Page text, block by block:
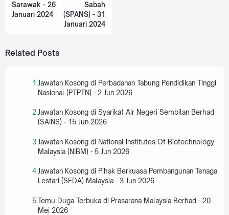
Sarawak - 26
Januari 2024
Sabah
(SPANS) - 31
Januari 2024
Related Posts
Jawatan Kosong di Perbadanan Tabung Pendidikan Tinggi
Nasional (PTPTN) - 2 Jun 2026
Jawatan Kosong di Syarikat Air Negeri Sembilan Berhad
(SAINS) - 15 Jun 2026
Jawatan Kosong di National Institutes Of Biotechnology
Malaysia (NIBM) - 5 Jun 2026
Jawatan Kosong di Pihak Berkuasa Pembangunan Tenaga
Lestari (SEDA) Malaysia - 3 Jun 2026
Temu Duga Terbuka di Prasarana Malaysia Berhad - 20
Mei 2026